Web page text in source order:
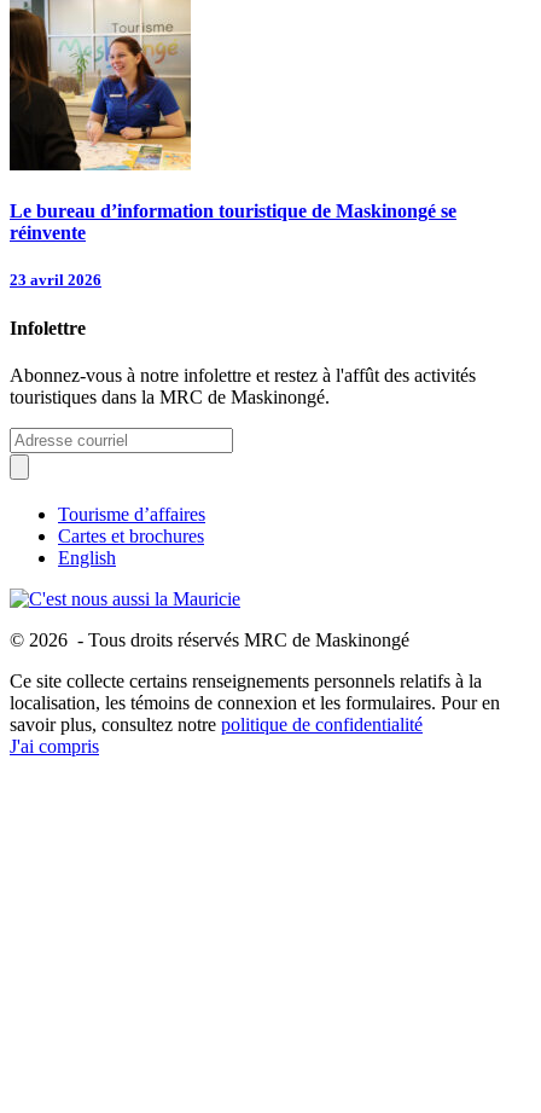
Le bureau d’information touristique de Maskinongé se
réinvente
23 avril 2026
Infolettre
Abonnez-vous à notre infolettre et restez à l'affût des activités
touristiques dans la MRC de Maskinongé.
Tourisme d’affaires
Cartes et brochures
English
© 2026 - Tous droits réservés MRC de Maskinongé
Ce site collecte certains renseignements personnels relatifs à la
localisation, les témoins de connexion et les formulaires. Pour en
savoir plus, consultez notre politique de confidentialité
J'ai compris